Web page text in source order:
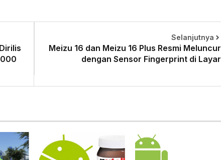
Selanjutnya
Meizu 16 dan Meizu 16 Plus Resmi Meluncur
dengan Sensor Fingerprint di Layar